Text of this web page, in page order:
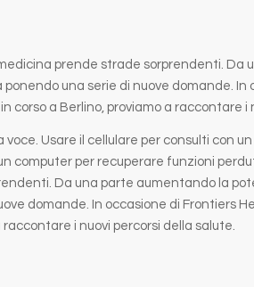
prende strade sorprendenti.
ponendo una serie di nuove domande. In
corso a Berlino, proviamo a raccontare i
voce. Usare il cellulare per consulti con
computer per recuperare funzioni
Da una parte aumentando la
domande. In occasione di Frontiers
i nuovi percorsi della salute.